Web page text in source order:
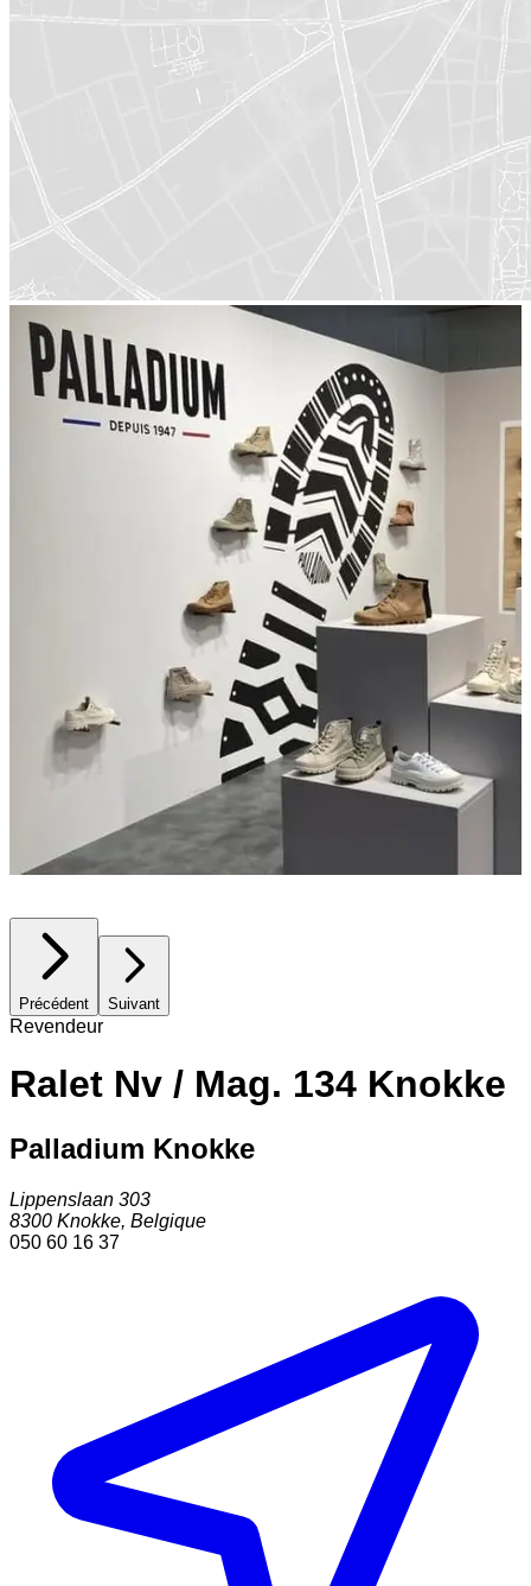
Précédent Suivant
Revendeur
Ralet Nv / Mag. 134 Knokke
Palladium Knokke
Lippenslaan 303
8300 Knokke, Belgique
050 60 16 37